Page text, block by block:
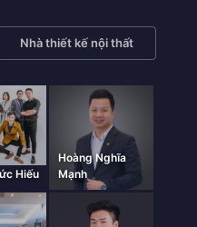
Nhà thiết kế nội thất
Hiếu
Hoàng Nghĩa
Mạnh